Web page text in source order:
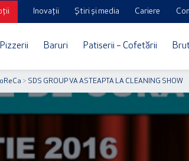
Inovații Știri și media Cariere
Pizzerii Baruri Patiserii – Cofetării
> SDS GROUP VA ASTEAPTA LA CLEANING SHOW